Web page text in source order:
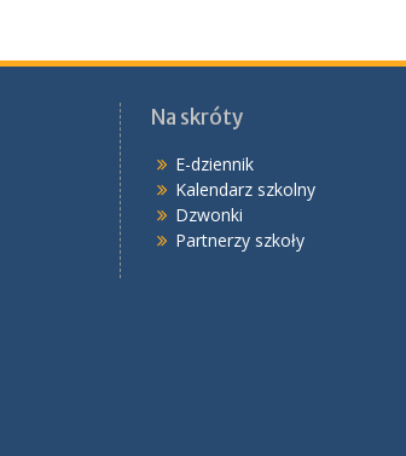
Na skróty
E-dziennik
Kalendarz szkolny
Dzwonki
Partnerzy szkoły